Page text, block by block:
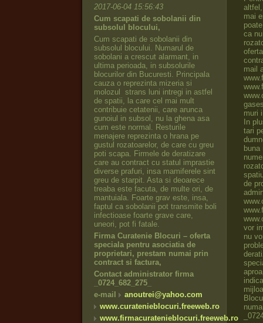
2017-06-04 15:56:43
Cum scapati de sobolanii din
subsolul blocului,
Cum scapati de sobolanii din
subsolul blocului. Numarul de
sobolani a crescut alarmant, in
ultima perioada, in subsolurile
blocurilor din Bucuresti. Principala
cauza o reprezinta mizeria si
molozul strans luni intregi in astfel
de spatii, la care cel mai mult
contribuie cetatenii, care arunca
gunoiul in subsol, nu la ghena asa
cum este normal. Resturile
menajere reprezinta o hrana pe
gustul rozatoarelor, de care cu greu
poti scapa. Firmele de deratizare
care au contract cu statul imprastie
diverse prafuri, insa mamiferele sint
greu de starpit. Asta si deoarece
treaba este facuta, de multe ori, de
mantuiala. Foarte grav este, insa,
faptul ca sobolanii pot transmite boli
infectioase foarte grave care,
uneori, pot fi fatale.
Firma Curatenie Blocuri – oferta
speciala pentru asociatia de
proprietari, prestam numai prin
contract si factura,
Contact administrator firma
_0724_682_275_
e-mail
anoutrei@yahoo.com
www.curatenieblocuri.freeweb.ro
www.firmacuratenieblocuri.freeweb.ro